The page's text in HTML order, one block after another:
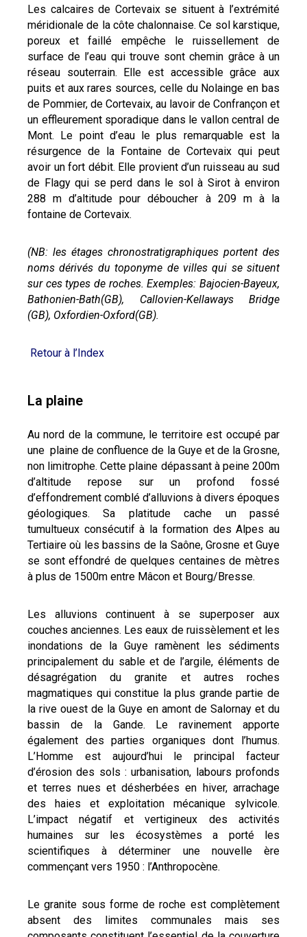
Les calcaires de Cortevaix se situent à l’extrémité
méridionale de la côte chalonnaise. Ce sol karstique,
poreux et faillé empêche le ruissellement de
surface de l’eau qui trouve sont chemin grâce à un
réseau souterrain. Elle est accessible grâce aux
puits et aux rares sources, celle du Nolainge en bas
de Pommier, de Cortevaix, au lavoir de Confrançon et
un effleurement sporadique dans le vallon central de
Mont. Le point d’eau le plus remarquable est la
résurgence de la Fontaine de Cortevaix qui peut
avoir un fort débit. Elle provient d’un ruisseau au sud
de Flagy qui se perd dans le sol à Sirot à environ
288 m d’altitude pour déboucher à 209 m à la
fontaine de Cortevaix.
(NB: les étages chronostratigraphiques portent des
noms dérivés du toponyme de villes qui se situent
sur ces types de roches. Exemples: Bajocien-Bayeux,
Bathonien-Bath(GB), Callovien-Kellaways Bridge
(GB), Oxfordien-Oxford(GB).
Retour à l’Index
La plaine
Au nord de la commune, le territoire est occupé par
une plaine de confluence de la Guye et de la Grosne,
non limitrophe. Cette plaine dépassant à peine 200m
d’altitude repose sur un profond fossé
d’effondrement comblé d’alluvions à divers époques
géologiques. Sa platitude cache un passé
tumultueux consécutif à la formation des Alpes au
Tertiaire où les bassins de la Saône, Grosne et Guye
se sont effondré de quelques centaines de mètres
à plus de 1500m entre Mâcon et Bourg/Bresse.
Les alluvions continuent à se superposer aux
couches anciennes. Les eaux de ruissèlement et les
inondations de la Guye ramènent les sédiments
principalement du sable et de l’argile, éléments de
désagrégation du granite et autres roches
magmatiques qui constitue la plus grande partie de
la rive ouest de la Guye en amont de Salornay et du
bassin de la Gande. Le ravinement apporte
également des parties organiques dont l’humus.
L’Homme est aujourd’hui le principal facteur
d’érosion des sols : urbanisation, labours profonds
et terres nues et désherbées en hiver, arrachage
des haies et exploitation mécanique sylvicole.
L’impact négatif et vertigineux des activités
humaines sur les écosystèmes a porté les
scientifiques à déterminer une nouvelle ère
commençant vers 1950 : l’Anthropocène.
Le granite sous forme de roche est complètement
absent des limites communales mais ses